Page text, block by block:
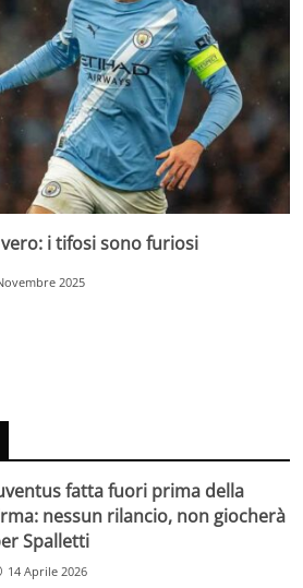
i tifosi sono furiosi
2025
fatta fuori prima della
nessun rilancio, non giocherà
Spalletti
14 Aprile 2026